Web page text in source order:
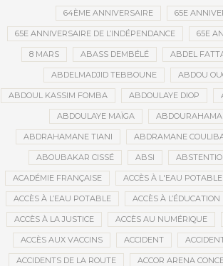
64ÈME ANNIVERSAIRE 65E
65E ANNIVERSAIRE DE L’INDÉPENDANCE 65E
8 MARS ABASS DEMBÉLÉ ABDEL
ABDELMADJID TEBBOUNE ABDOU
ABDOUL KASSIM FOMBA ABDOULAYE DIOP
ABDOULAYE MAÏGA
ABDRAHAMANE TIANI ABDRAMANE
ABOUBAKAR CISSÉ ABSI
ACADÉMIE FRANÇAISE ACCÈS À L'EAU POTABLE
ACCÈS À L’EAU POTABLE ACCÈS À L’ÉDUCATION
ACCÈS À LA JUSTICE ACCÈS AU NUMÉRIQUE
ACCÈS AUX VACCINS ACCIDENT
ACCIDENTS DE LA ROUTE ACCOR ARENA